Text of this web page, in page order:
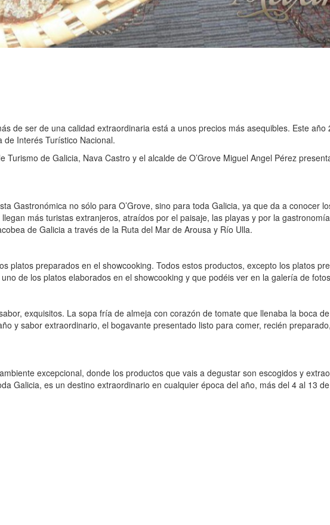
de ser de una calidad extraordinaria está a unos precios más asequibles. Este
Interés Turístico Nacional.
de Galicia, Nava Castro y el alcalde de O’Grove Miguel Angel Pérez
Gastronómica no sólo para O’Grove, sino para toda Galicia, ya que da a conocer
más turistas extranjeros, atraídos por el paisaje, las playas y por la
de Galicia a través de la Ruta del Mar de Arousa y Río Ulla.
platos preparados en el showcooking. Todos estos productos, excepto los platos
de los platos elaborados en el showcooking y que podéis ver en la galería de
exquisitos. La sopa fría de almeja con corazón de tomate que llenaba la boca
y sabor extraordinario, el bogavante presentado listo para comer, recién
excepcional, donde los productos que vais a degustar son escogidos y
Galicia, es un destino extraordinario en cualquier época del año, más del 4 al 13